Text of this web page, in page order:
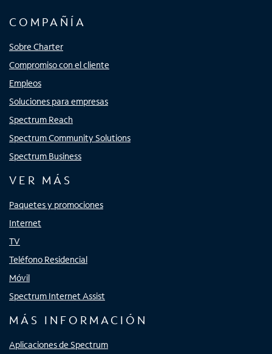
COMPAÑÍA
Sobre Charter
Compromiso con el cliente
Empleos
Soluciones para empresas
Spectrum Reach
Spectrum Community Solutions
Spectrum Business
VER MÁS
Paquetes y promociones
Internet
TV
Teléfono Residencial
Móvil
Spectrum Internet Assist
MÁS INFORMACIÓN
Aplicaciones de Spectrum